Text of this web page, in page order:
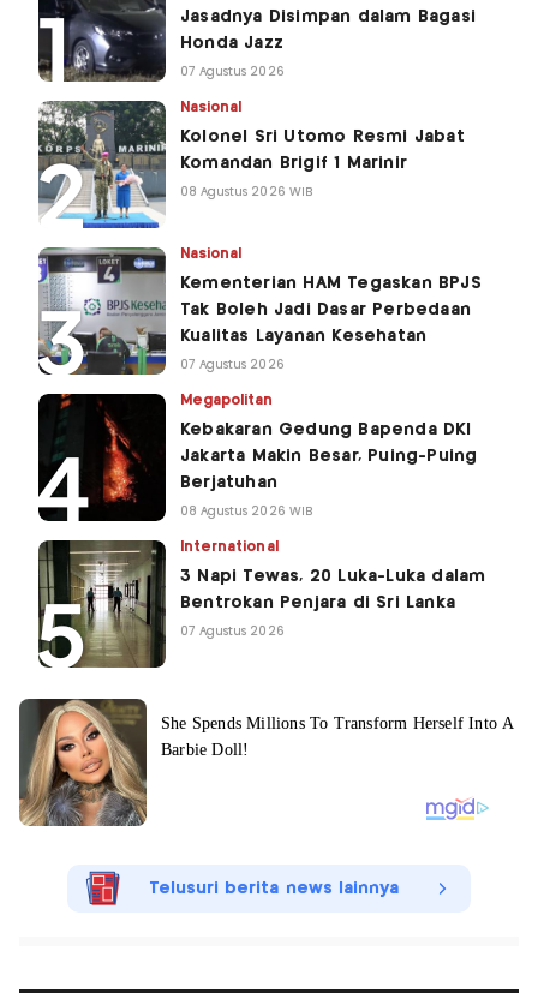
Jasadnya Disimpan dalam Bagasi
Honda Jazz
07 Agustus 2026
Nasional
Kolonel Sri Utomo Resmi Jabat
Komandan Brigif 1 Marinir
08 Agustus 2026 WIB
Nasional
Kementerian HAM Tegaskan BPJS
Tak Boleh Jadi Dasar Perbedaan
Kualitas Layanan Kesehatan
07 Agustus 2026
Megapolitan
Kebakaran Gedung Bapenda DKI
Jakarta Makin Besar, Puing-Puing
Berjatuhan
08 Agustus 2026 WIB
International
3 Napi Tewas, 20 Luka-Luka dalam
Bentrokan Penjara di Sri Lanka
07 Agustus 2026
Telusuri berita news lainnya